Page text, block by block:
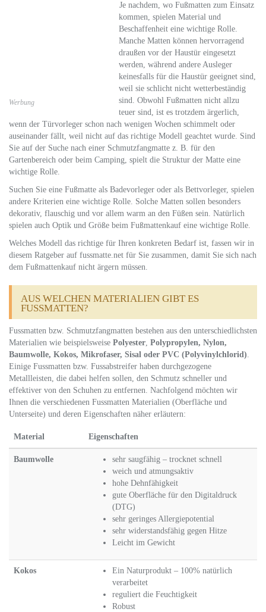
Werbung
Je nachdem, wo Fußmatten zum Einsatz
kommen, spielen Material und
Beschaffenheit eine wichtige Rolle.
Manche Matten können hervorragend
draußen vor der Haustür eingesetzt
werden, während andere Ausleger
keinesfalls für die Haustür geeignet sind,
weil sie schlicht nicht wetterbeständig
sind. Obwohl Fußmatten nicht allzu
teuer sind, ist es trotzdem ärgerlich,
wenn der Türvorleger schon nach wenigen Wochen schimmelt oder
auseinander fällt, weil nicht auf das richtige Modell geachtet wurde. Sind
Sie auf der Suche nach einer Schmutzfangmatte z. B. für den
Gartenbereich oder beim Camping, spielt die Struktur der Matte eine
wichtige Rolle.
Suchen Sie eine Fußmatte als Badevorleger oder als Bettvorleger, spielen
andere Kriterien eine wichtige Rolle. Solche Matten sollen besonders
dekorativ, flauschig und vor allem warm an den Füßen sein. Natürlich
spielen auch Optik und Größe beim Fußmattenkauf eine wichtige Rolle.
Welches Modell das richtige für Ihren konkreten Bedarf ist, fassen wir in
diesem Ratgeber auf fussmatte.net für Sie zusammen, damit Sie sich nach
dem Fußmattenkauf nicht ärgern müssen.
AUS WELCHEN MATERIALIEN GIBT ES
FUSSMATTEN?
Fussmatten bzw. Schmutzfangmatten bestehen aus den unterschiedlichsten
Materialien wie beispielsweise Polyester, Polypropylen, Nylon,
Baumwolle, Kokos, Mikrofaser, Sisal oder PVC (Polyvinylchlorid).
Einige Fussmatten bzw. Fussabstreifer haben durchgezogene
Metallleisten, die dabei helfen sollen, den Schmutz schneller und
effektiver von den Schuhen zu entfernen. Nachfolgend möchten wir
Ihnen die verschiedenen Fussmatten Materialien (Oberfläche und
Unterseite) und deren Eigenschaften näher erläutern:
Material Eigenschaften
Baumwolle
sehr saugfähig – trocknet schnell
weich und atmungsaktiv
hohe Dehnfähigkeit
gute Oberfläche für den Digitaldruck
(DTG)
sehr geringes Allergiepotential
sehr widerstandsfähig gegen Hitze
Leicht im Gewicht
Kokos
Ein Naturprodukt – 100% natürlich
verarbeitet
reguliert die Feuchtigkeit
Robust